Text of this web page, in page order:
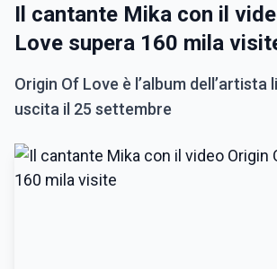
Il cantante Mika con il
Love supera 160 mila
Origin Of Love è l’album dell’artista
uscita il 25 settembre